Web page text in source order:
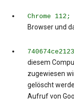
Chrome
Browser und
diesem
zugewiesen
gelöscht
Aufruf von